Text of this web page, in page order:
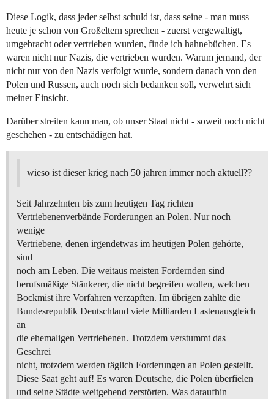
Diese Logik, dass jeder selbst schuld ist, dass seine - man muss
heute je schon von Großeltern sprechen - zuerst vergewaltigt,
umgebracht oder vertrieben wurden, finde ich hahnebüchen. Es
waren nicht nur Nazis, die vertrieben wurden. Warum jemand, der
nicht nur von den Nazis verfolgt wurde, sondern danach von den
Polen und Russen, auch noch sich bedanken soll, verwehrt sich
meiner Einsicht.
Darüber streiten kann man, ob unser Staat nicht - soweit noch nicht
geschehen - zu entschädigen hat.
wieso ist dieser krieg nach 50 jahren immer noch aktuell??
Seit Jahrzehnten bis zum heutigen Tag richten
Vertriebenenverbände Forderungen an Polen. Nur noch
wenige
Vertriebene, denen irgendetwas im heutigen Polen gehörte,
sind
noch am Leben. Die weitaus meisten Fordernden sind
berufsmäßige Stänkerer, die nicht begreifen wollen, welchen
Bockmist ihre Vorfahren verzapften. Im übrigen zahlte die
Bundesrepublik Deutschland viele Milliarden Lastenausgleich
an
die ehemaligen Vertriebenen. Trotzdem verstummt das
Geschrei
nicht, trotzdem werden täglich Forderungen an Polen gestellt.
Diese Saat geht auf! Es waren Deutsche, die Polen überfielen
und seine Städte weitgehend zerstörten. Was daraufhin